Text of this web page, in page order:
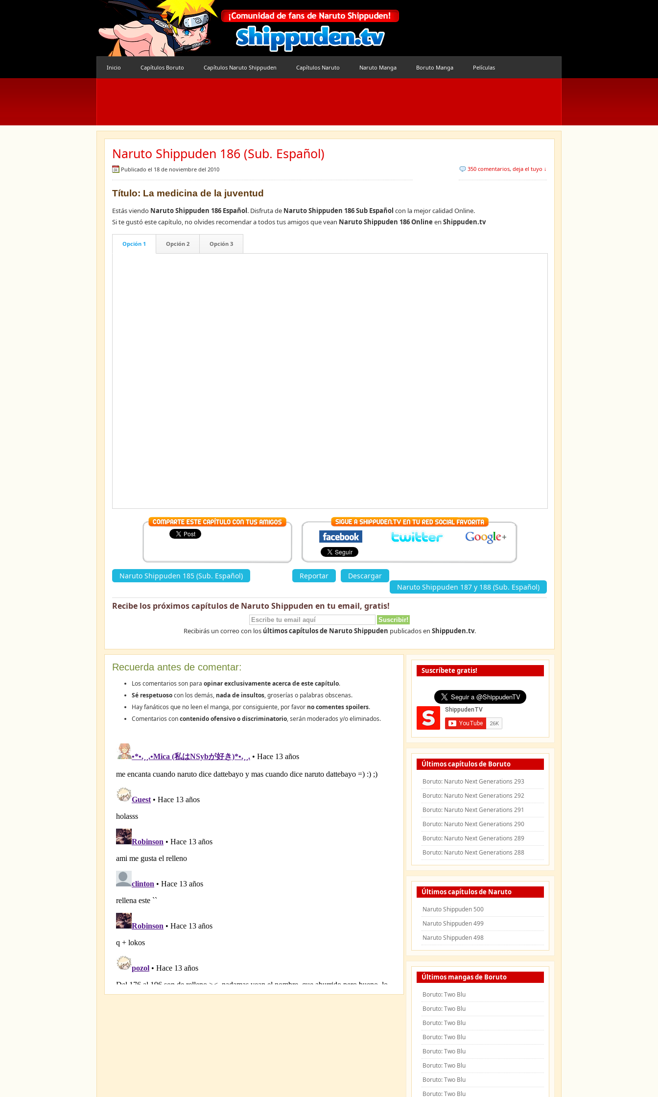
Inicio Capítulos Boruto Capítulos Naruto Shippuden Capítulos Naruto Naruto Manga Boruto Manga Películas
Naruto Shippuden 186 (Sub. Español)
Publicado el 18 de noviembre del 2010 350 comentarios, deja el tuyo ↓
Título: La medicina de la juventud
Estás viendo Naruto Shippuden 186 Español. Disfruta de Naruto Shippuden 186 Sub Español con la mejor calidad Online.
Si te gustó este capítulo, no olvides recomendar a todos tus amigos que vean Naruto Shippuden 186 Online en Shippuden.tv
Opción 1 Opción 2 Opción 3
Naruto Shippuden 185 (Sub. Español) Reportar
Descargar
Naruto Shippuden 187 y 188 (Sub. Español)
Recibe los próximos capítulos de Naruto Shippuden en tu email, gratis!
Recibirás un correo con los últimos capítulos de Naruto Shippuden publicados en Shippuden.tv.
Recuerda antes de comentar:
Los comentarios son para opinar exclusivamente acerca de este capítulo.
Sé respetuosocon los demás, nada de insultos, groserías o palabras obscenas.
Hay fanáticos que no leen el manga, por consiguiente, por favor no comentes spoilers.
Comentarios concontenido ofensivo o discriminatorio, serán moderados y/o eliminados.
Suscríbete gratis!
Últimos capítulos de Boruto
Boruto: Naruto Next Generations 293
Boruto: Naruto Next Generations 292
Boruto: Naruto Next Generations 291
Boruto: Naruto Next Generations 290
Boruto: Naruto Next Generations 289
Boruto: Naruto Next Generations 288
Últimos capítulos de Naruto
Naruto Shippuden 500
Naruto Shippuden 499
Naruto Shippuden 498
Últimos mangas de Boruto
Boruto: Two Blu
Boruto: Two Blu
Boruto: Two Blu
Boruto: Two Blu
Boruto: Two Blu
Boruto: Two Blu
Boruto: Two Blu
Boruto: Two Blu